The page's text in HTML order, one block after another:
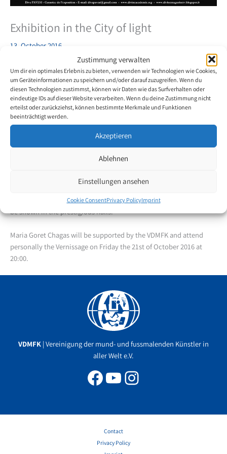
Zustimmung verwalten
Um dir ein optimales Erlebnis zu bieten, verwenden wir Technologien wie Cookies,
um Geräteinformationen zu speichern und/oder darauf zuzugreifen. Wenn du
diesen Technologien zustimmst, können wir Daten wie das Surfverhalten oder
eindeutige IDs auf dieser Website verarbeiten. Wenn du deine Zustimmung nicht
erteilst oder zurückziehst, können bestimmte Merkmale und Funktionen
beeinträchtigt werden.
Akzeptieren
Ablehnen
Einstellungen ansehen
Cookie ConsentPrivacy PolicyImprint
Exhibition in the City of light
13. October 2016
Brazilian
mouth- and
foot painter
Maria Goret
Chagas is
honoured to
from October 21st to October 23rd 2016. Sculptures, paintings and
photos of 30 artists from Brazil, Argentina, Morocco and France will
be shown in the prestigious halls.
Maria Goret Chagas will be supported by the VDMFK and attend
personally the Vernissage on Friday the 21st of October 2016 at
20:00.
VDMFK | Vereinigung der mund- und fussmalenden Künstler in
aller Welt e.V.
Facebook
YouTube
Instagram
Contact
Privacy Policy